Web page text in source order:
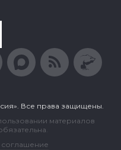
Все права защищены.
материалов
соглашение